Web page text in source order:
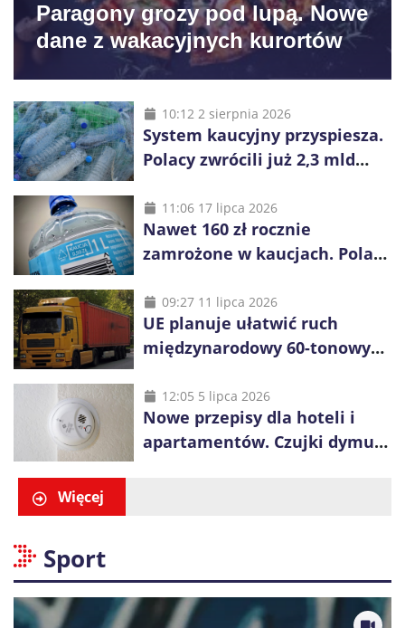
Paragony grozy pod lupą. Nowe
dane z wakacyjnych kurortów
10:12 2 sierpnia 2026
System kaucyjny przyspiesza.
Polacy zwrócili już 2,3 mld
11:06 17 lipca 2026
Nawet 160 zł rocznie
zamrożone w kaucjach. Polacy
vouchery
09:27 11 lipca 2026
UE planuje ułatwić ruch
międzynarodowy 60-tonowych
konkurencji
12:05 5 lipca 2026
Nowe przepisy dla hoteli i
apartamentów. Czujki dymu
Więcej
Sport